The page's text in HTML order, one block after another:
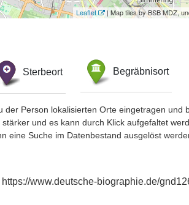
Leaflet | Map tiles by BSB MDZ,
Sterbeort Begräbnisort
Person lokalisierten Orte eingetragen und
und es kann durch Klick aufgefaltet
eine Suche im Datenbestand ausgelöst
www.deutsche-biographie.de/